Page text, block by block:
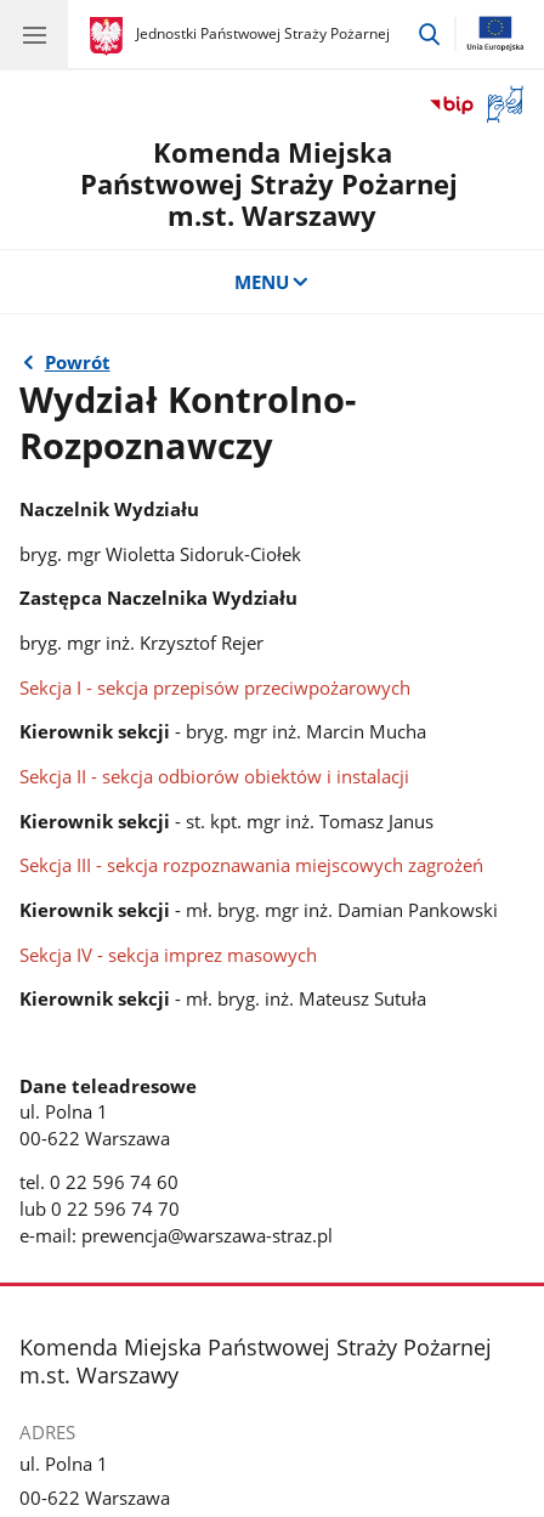
gov.pl
Jednostki Państwowej Straży Pożarnej
gov.pl
Jednostki
przejdź
okno
Komenda Miejska
Państwowej Straży Pożarnej
m.st. Warszawy
MENU
Powrót
Wydział Kontrolno-
Rozpoznawczy
Naczelnik Wydziału
bryg. mgr Wioletta Sidoruk-Ciołek
Zastępca Naczelnika Wydziału
bryg. mgr inż. Krzysztof Rejer
Sekcja I - sekcja przepisów przeciwpożarowych
Kierownik sekcji - bryg. mgr inż. Marcin Mucha
Sekcja II - sekcja odbiorów obiektów i instalacji
Kierownik sekcji - st. kpt. mgr inż. Tomasz Janus
Sekcja III - sekcja rozpoznawania miejscowych zagrożeń
Kierownik sekcji - mł. bryg. mgr inż. Damian Pankowski
Sekcja IV - sekcja imprez masowych
Kierownik sekcji - mł. bryg. inż. Mateusz Sutuła
Dane teleadresowe
ul. Polna 1
00-622 Warszawa
tel. 0 22 596 74 60
lub 0 22 596 74 70
e-mail: prewencja@warszawa-straz.pl
stopka
Komenda Miejska Państwowej Straży Pożarnej
m.st. Warszawy
ADRES
ul. Polna 1
00-622 Warszawa